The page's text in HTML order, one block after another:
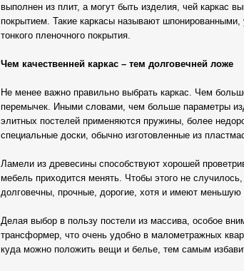
выполнен из плит, а могут быть изделия, чей каркас
покрытием. Такие каркасы называют
тонкого пленочного покрытия.
Чем качественней каркас – тем долговечней ложе
Не менее важно правильно выбрать каркас. Чем
перемычек. Иными словами, чем больше параметры
элитных постелей применяются пружины, более
специальные доски, обычно изготовленные из
Ламели из древесины способствуют хорошей
мебель приходится менять. Чтобы этого не
долговечны, прочные, дорогие, хотя и имеют меньшую
Делая выбор в пользу постели из массива, особое
трансформер, что очень удобно в малометражных
куда можно положить вещи и белье, тем самым